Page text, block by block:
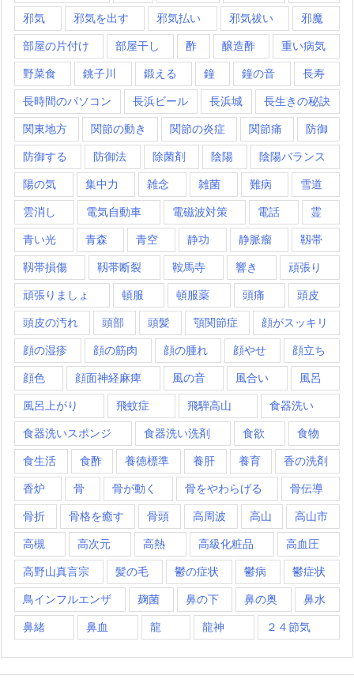
邪気 邪気を出す 邪気払い 邪気祓い 邪魔
部屋の片付け 部屋干し 酢 醸造酢 重い病気
野菜食 銚子川 鍛える 鐘 鐘の音 長寿
長時間のパソコン 長浜ビール 長浜城 長生きの秘訣
関東地方 関節の動き 関節の炎症 関節痛 防御
防御する 防御法 除菌剤 陰陽 陰陽バランス
陽の気 集中力 雑念 雑菌 難病 雪道
雲消し 電気自動車 電磁波対策 電話 霊
青い光 青森 青空 静功 静脈瘤 靱帯
靱帯損傷 靱帯断裂 鞍馬寺 響き 頑張り
頑張りましょ 頓服 頓服薬 頭痛 頭皮
頭皮の汚れ 頭部 頭髪 顎関節症 顔がスッキリ
顔の湿疹 顔の筋肉 顔の腫れ 顔やせ 顔立ち
顔色 顔面神経麻痺 風の音 風合い 風呂
風呂上がり 飛蚊症 飛騨高山 食器洗い
食器洗いスポンジ 食器洗い洗剤 食欲 食物
食生活 食酢 養徳標準 養肝 養育 香の洗剤
香炉 骨 骨が動く 骨をやわらげる 骨伝導
骨折 骨格を癒す 骨頭 高周波 高山 高山市
高槻 高次元 高熱 高級化粧品 高血圧
高野山真言宗 髪の毛 鬱の症状 鬱病 鬱症状
鳥インフルエンザ 麹菌 鼻の下 鼻の奥 鼻水
鼻緒 鼻血 龍 龍神 ２４節気